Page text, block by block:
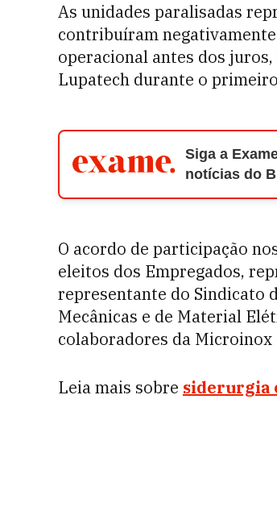
As unidades paralisadas
contribuíram
operacional antes dos
Lupatech durante o
Siga a
notícias do
O acordo de participação
eleitos dos Empregados,
representante do Sindicato
Mecânicas e de Material
colaboradores da Microinox
Leia mais sobre siderurgia